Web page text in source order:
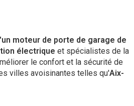
moteur de porte de garage de
électrique et spécialistes de la
le confort et la sécurité de
villes avoisinantes telles qu'Aix-